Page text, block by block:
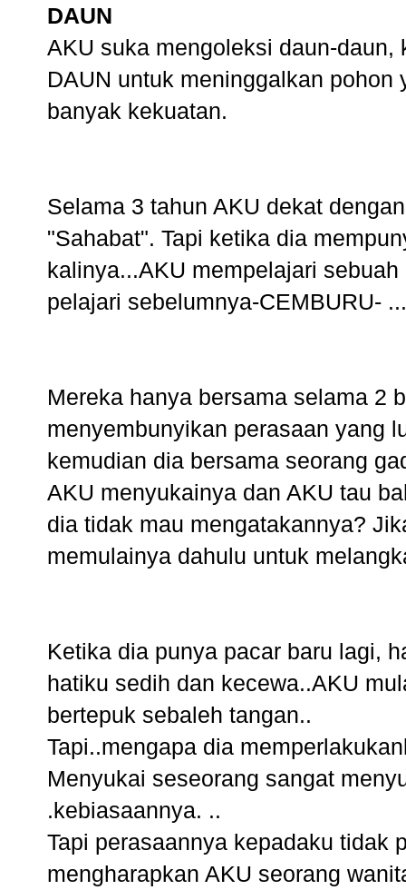
DAUN
AKU suka mengoleksi daun-
DAUN untuk meninggalkan
banyak kekuatan.
Selama 3 tahun AKU dekat
"Sahabat". Tapi ketika dia
kalinya...AKU mempelajari
pelajari sebelumnya-CEMBURU- ...
Mereka hanya bersama selama 2
menyembunyikan perasaan yang
kemudian dia bersama seorang
AKU menyukainya dan AKU tau
dia tidak mau mengatakannya?
memulainya dahulu untuk
Ketika dia punya pacar baru lagi,
hatiku sedih dan kecewa..AKU
bertepuk sebaleh tangan..
Tapi..mengapa dia
Menyukai seseorang sangat
.kebiasaannya. ..
Tapi perasaannya kepadaku tidak
mengharapkan AKU seorang